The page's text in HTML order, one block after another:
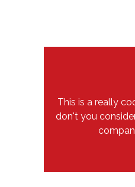
This is a really
don't you